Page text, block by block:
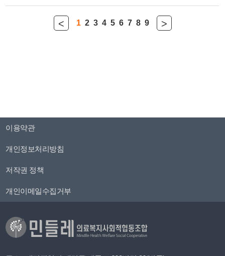
< 1 2 3 4 5 6 7 8 9 >
이용약관
개인정보처리방침
저작권 정책
개인이메일수집거부